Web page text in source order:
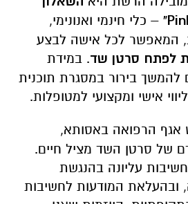
להמשך בירור במסגרת תוכנית
אישי ומקצועי למטופלות.
אגף הרפואה באסותא,
של סרטן השד מציל חיים.
עליונה בהנגשת
היוזמות שאנו
שניתן להציל חיים באמצעות